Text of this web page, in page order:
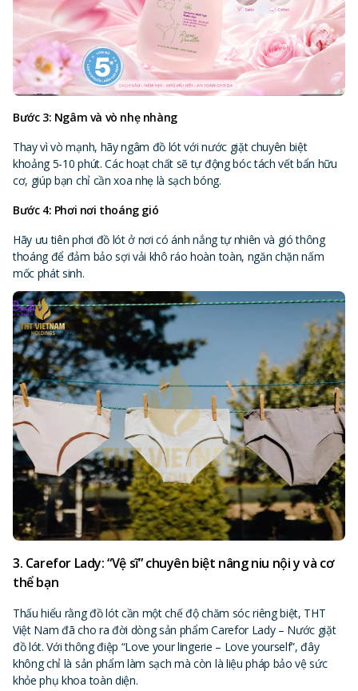
Bước 3: Ngâm và vò nhẹ nhàng
Thay vì vò mạnh, hãy ngâm đồ lót với nước giặt chuyên biệt
khoảng 5-10 phút. Các hoạt chất sẽ tự động bóc tách vết bẩn hữu
cơ, giúp bạn chỉ cần xoa nhẹ là sạch bóng.
Bước 4: Phơi nơi thoáng gió
Hãy ưu tiên phơi đồ lót ở nơi có ánh nắng tự nhiên và gió thông
thoáng để đảm bảo sợi vải khô ráo hoàn toàn, ngăn chặn nấm
mốc phát sinh.
3. Carefor Lady: “Vệ sĩ” chuyên biệt nâng niu nội y và cơ
thể bạn
Thấu hiểu rằng đồ lót cần một chế độ chăm sóc riêng biệt, THT
Việt Nam đã cho ra đời dòng sản phẩm Carefor Lady – Nước giặt
đồ lót. Với thông điệp “Love your lingerie – Love yourself”, đây
không chỉ là sản phẩm làm sạch mà còn là liệu pháp bảo vệ sức
khỏe phụ khoa toàn diện.